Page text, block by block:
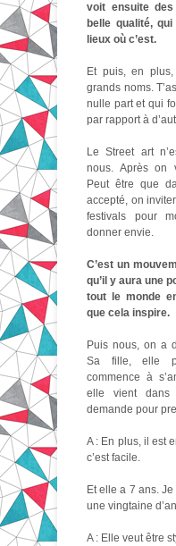
voit ensuite des
belle qualité,
lieux où c’est.
Et puis, en
grands noms.
nulle part et qui
par rapport à
Le Street art
nous. Après on
Peut être que
accepté, on
festivals pour
donner envie.
C’est un
qu’il y aura une
tout le monde
que cela inspire.
Puis nous, on a
Sa fille, elle
commence à
elle vient
demande pour
A : En plus, il est
c’est facile.
Et elle a 7 ans.
une vingtaine
A : Elle veut être